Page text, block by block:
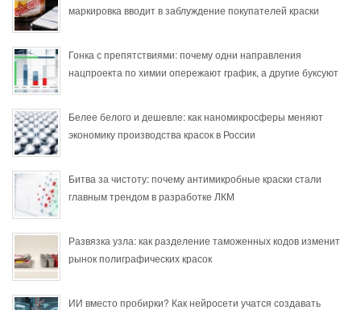
маркировка вводит в заблуждение покупателей краски
Гонка с препятствиями: почему одни направления
нацпроекта по химии опережают график, а другие буксуют
Белее белого и дешевле: как наномикросферы меняют
экономику производства красок в России
Битва за чистоту: почему антимикробные краски стали
главным трендом в разработке ЛКМ
Развязка узла: как разделение таможенных кодов изменит
рынок полиграфических красок
ИИ вместо пробирки? Как нейросети учатся создавать